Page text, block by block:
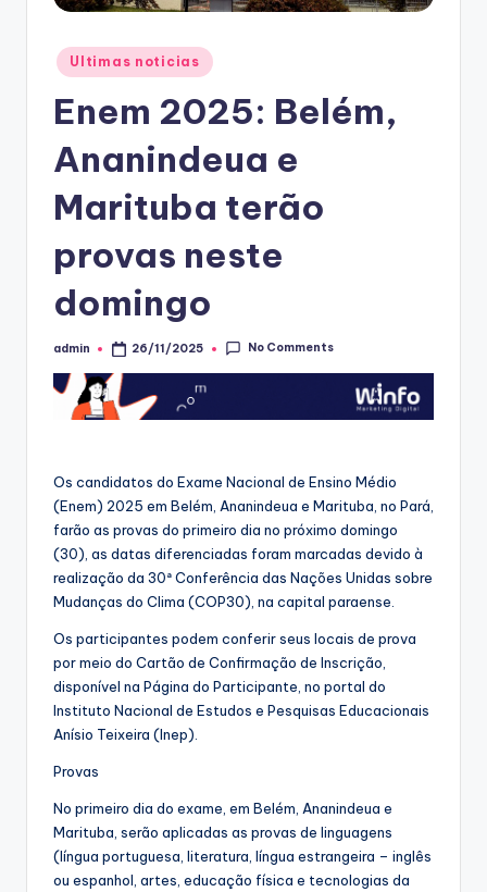
Posted
in
Ultimas noticias
Enem 2025: Belém,
Ananindeua e
Marituba terão
provas neste
domingo
Posted
admin 26/11/2025 No Comments
Os candidatos do Exame Nacional de Ensino Médio
(Enem) 2025 em Belém, Ananindeua e Marituba, no Pará,
farão as provas do primeiro dia no próximo domingo
(30), as datas diferenciadas foram marcadas devido à
realização da 30ª Conferência das Nações Unidas sobre
Mudanças do Clima (COP30), na capital paraense.
Os participantes podem conferir seus locais de prova
por meio do Cartão de Confirmação de Inscrição,
disponível na Página do Participante, no portal do
Instituto Nacional de Estudos e Pesquisas Educacionais
Anísio Teixeira (Inep).
Provas
No primeiro dia do exame, em Belém, Ananindeua e
Marituba, serão aplicadas as provas de linguagens
(língua portuguesa, literatura, língua estrangeira – inglês
ou espanhol, artes, educação física e tecnologias da